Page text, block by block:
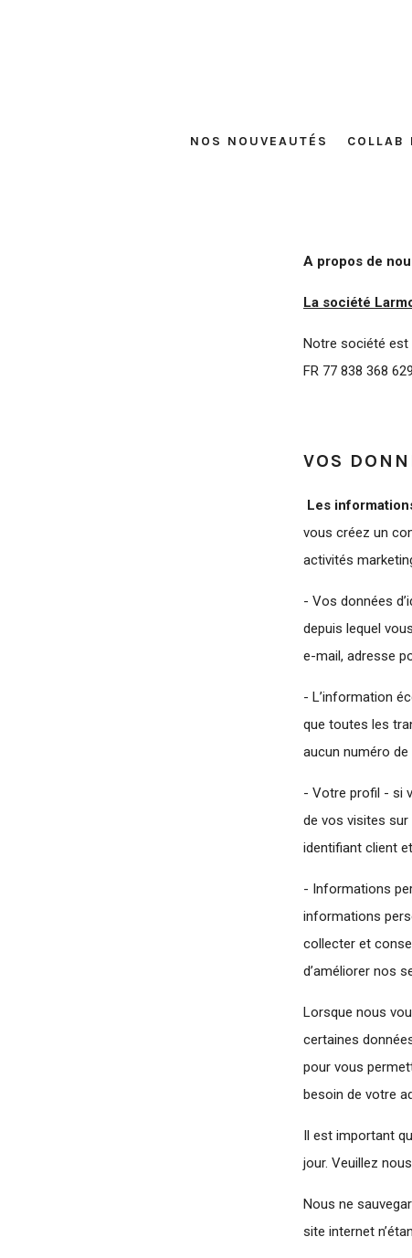
NOS NOUVEAUTÉS COLLAB
A propos de
La société
Notre société est
FR 77 838 368
VOS
Les
vous créez un
activités
- Vos données
depuis lequel
e-mail, adresse
- L’information
que toutes les
aucun numéro
- Votre profil - si
de vos visites
identifiant client
- Informations
informations
collecter et
d’améliorer nos
Lorsque nous
certaines
pour vous
besoin de votre
Il est important
jour. Veuillez
Nous ne
site internet